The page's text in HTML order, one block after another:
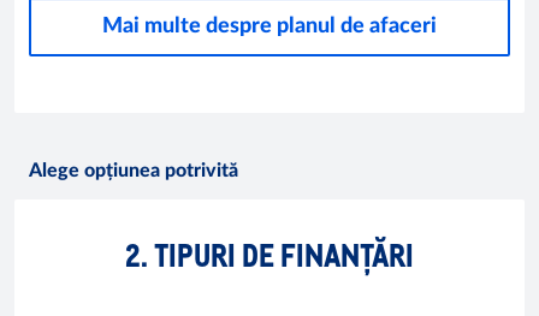
Mai multe despre planul de afaceri
Alege opțiunea potrivită
2. TIPURI DE FINANȚĂRI